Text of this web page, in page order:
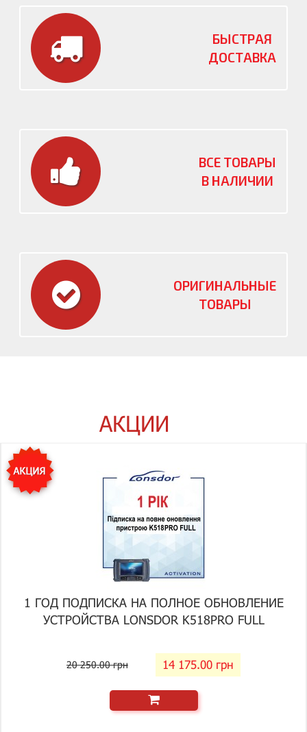
БЫСТРАЯ
ДОСТАВКА
ВСЕ ТОВАРЫ
В НАЛИЧИИ
ОРИГИНАЛЬНЫЕ
ТОВАРЫ
АКЦИИ
1 ГОД ПОДПИСКА НА ПОЛНОЕ ОБНОВЛЕНИЕ
УСТРОЙСТВА LONSDOR K518PRO FULL
20 250.00 грн 14 175.00 грн